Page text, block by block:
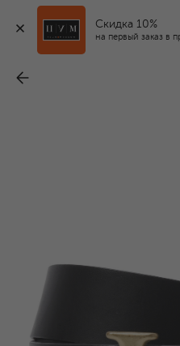
Скидка 10%
на первый заказ в